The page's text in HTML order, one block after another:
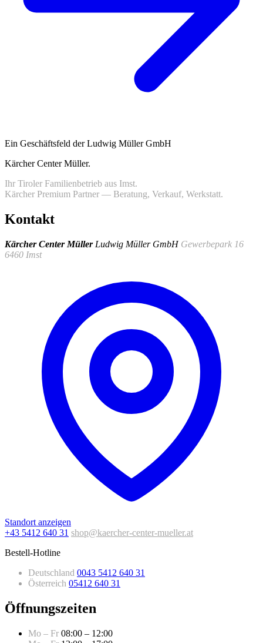
Ein Geschäftsfeld der Ludwig Müller GmbH
Kärcher Center Müller.
Ihr Tiroler Familienbetrieb aus Imst.
Kärcher Premium Partner — Beratung, Verkauf, Werkstatt.
Kontakt
Kärcher Center Müller Ludwig Müller GmbH Gewerbepark 16
6460 Imst
Standort anzeigen
+43 5412 640 31 shop@kaercher-center-mueller.at
Bestell-Hotline
Deutschland 0043 5412 640 31
Österreich 05412 640 31
Öffnungszeiten
Mo – Fr 08:00 – 12:00